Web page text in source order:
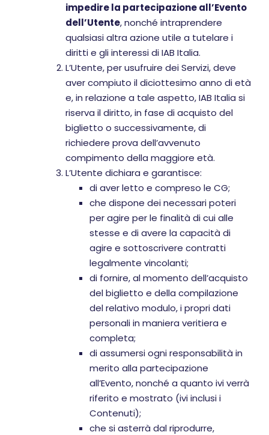
impedire la partecipazione all’Evento
dell’Utente, nonché intraprendere
qualsiasi altra azione utile a tutelare i
diritti e gli interessi di IAB Italia.
L’Utente, per usufruire dei Servizi, deve
aver compiuto il diciottesimo anno di età
e, in relazione a tale aspetto, IAB Italia si
riserva il diritto, in fase di acquisto del
biglietto o successivamente, di
richiedere prova dell’avvenuto
compimento della maggiore età.
L’Utente dichiara e garantisce:
di aver letto e compreso le CG;
che dispone dei necessari poteri
per agire per le finalità di cui alle
stesse e di avere la capacità di
agire e sottoscrivere contratti
legalmente vincolanti;
di fornire, al momento dell’acquisto
del biglietto e della compilazione
del relativo modulo, i propri dati
personali in maniera veritiera e
completa;
di assumersi ogni responsabilità in
merito alla partecipazione
all’Evento, nonché a quanto ivi verrà
riferito e mostrato (ivi inclusi i
Contenuti);
che si asterrà dal riprodurre,